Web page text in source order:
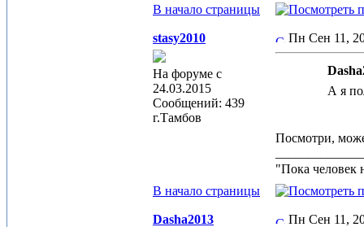
В начало страницы
stasy2010
На форуме с
24.03.2015
Сообщений: 439
г.Тамбов
Пн Сен 11,
А я
Посмотри,
"Пока человек
В начало страницы
Dasha2013 Пн Сен 11,